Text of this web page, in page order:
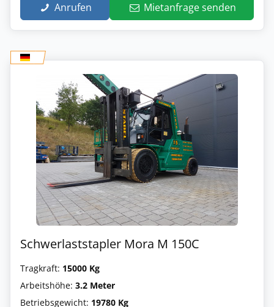
Anrufen Mietanfrage senden
Schwerlaststapler Mora M 150C
Tragkraft: 15000 Kg
Arbeitshöhe: 3.2 Meter
Betriebsgewicht: 19780 Kg